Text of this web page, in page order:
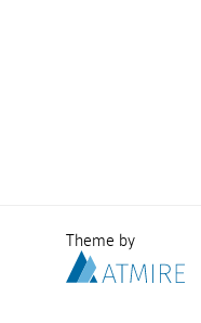
Theme by